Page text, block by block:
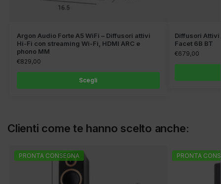
Argon Audio Forte A5 WiFi – Diffusori attivi
Hi-Fi con streaming Wi-Fi, HDMI ARC e
phono MM
€829,00
Scegli
Diffusori Attivi
Facet 6B BT
€679,00
Clienti come te hanno scelto anche:
PRONTA CONSEGNA PRONTA